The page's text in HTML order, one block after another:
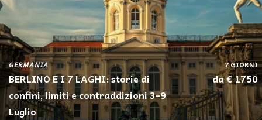
GERMANIA
BERLINO E I 7 LAGHI: storie di
confini, limiti e contraddizioni 3-9
Luglio
7 GIORNI
da € 1750